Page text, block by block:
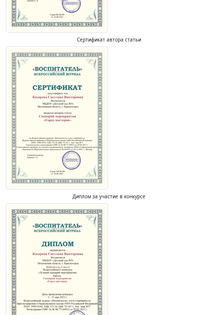
Сертификат автора статьи
Диплом за участие в конкурсе